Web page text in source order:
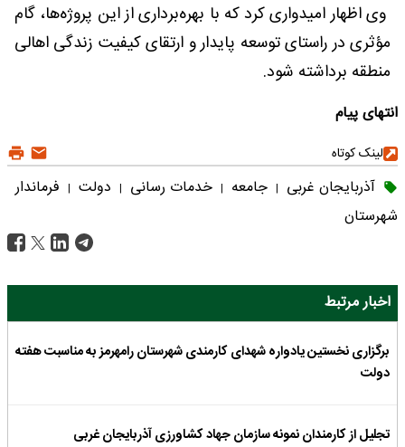
وی اظهار امیدواری کرد که با بهره‌برداری از این پروژه‌ها، گام
مؤثری در راستای توسعه پایدار و ارتقای کیفیت زندگی اهالی
منطقه برداشته شود.
انتهای پیام
لینک کوتاه
آذربایجان غربی | جامعه | خدمات رسانی | دولت | فرماندار
شهرستان
اخبار مرتبط
برگزاری نخستین یادواره شهدای کارمندی شهرستان رامهرمز به مناسبت هفته
دولت
تجلیل از کارمندان نمونه سازمان جهاد کشاورزی آذربایجان غربی